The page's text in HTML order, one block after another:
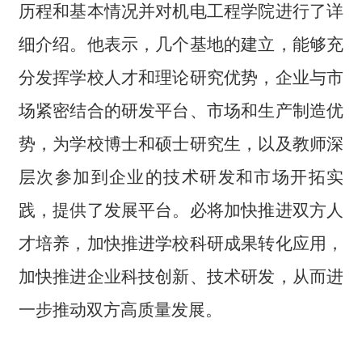
历程和基本情况并对机电工程学院进行了详
细介绍。他表示，几个基地的建立，能够充
分发挥学校人才和理论研究优势，企业与市
场紧密结合的研发平台、市场和生产制造优
势，为学校博士和硕士研究生，以及教师深
层次参加到企业的技术研发和市场开拓实
践，提供了发展平台。必将加快推进双方人
才培养，加快推进学校科研成果转化应用，
加快推进企业科技创新、技术研发，从而进
一步推动双方高质量发展。